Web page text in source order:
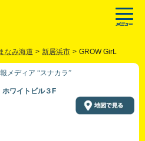
なみ海道 > 新居浜市 > GROW GirL
メディア “スナカラ”
ワイトビル３F